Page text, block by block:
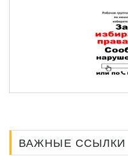
ВАЖНЫЕ ССЫЛКИ